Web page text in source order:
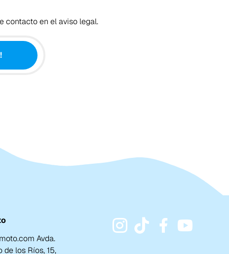
contacto en el aviso legal.
Avda.
de los Ríos, 15,